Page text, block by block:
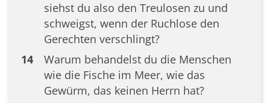
siehst du also den Treulosen zu und
schweigst, wenn der Ruchlose den
Gerechten verschlingt?
14
Warum behandelst du die Menschen
wie die Fische im Meer, wie das
Gewürm, das keinen Herrn hat?